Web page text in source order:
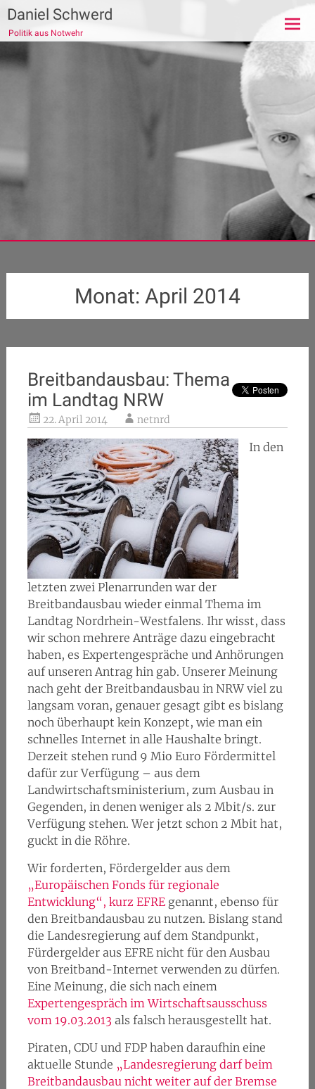
Zum
Inhalt
springen
Daniel Schwerd
Politik aus Notwehr
Monat: April 2014
Breitbandausbau: Thema
im Landtag NRW
22. April 2014 netnrd
In den
letzten zwei Plenarrunden war der
Breitbandausbau wieder einmal Thema im
Landtag Nordrhein-Westfalens. Ihr wisst, dass
wir schon mehrere Anträge dazu eingebracht
haben, es Expertengespräche und Anhörungen
auf unseren Antrag hin gab. Unserer Meinung
nach geht der Breitbandausbau in NRW viel zu
langsam voran, genauer gesagt gibt es bislang
noch überhaupt kein Konzept, wie man ein
schnelles Internet in alle Haushalte bringt.
Derzeit stehen rund 9 Mio Euro Fördermittel
dafür zur Verfügung – aus dem
Landwirtschaftsministerium, zum Ausbau in
Gegenden, in denen weniger als 2 Mbit/s. zur
Verfügung stehen. Wer jetzt schon 2 Mbit hat,
guckt in die Röhre.
Wir forderten, Fördergelder aus dem
„Europäischen Fonds für regionale
Entwicklung“, kurz EFREgenannt, ebenso für
den Breitbandausbau zu nutzen. Bislang stand
die Landesregierung auf dem Standpunkt,
Fürdergelder aus EFRE nicht für den Ausbau
von Breitband-Internet verwenden zu dürfen.
Eine Meinung, die sich nach einem
Expertengespräch im Wirtschaftsausschuss
vom 19.03.2013 als falsch herausgestellt hat.
Piraten, CDU und FDP haben daraufhin eine
aktuelle Stunde „Landesregierung darf beim
Breitbandausbau nicht weiter auf der Bremse